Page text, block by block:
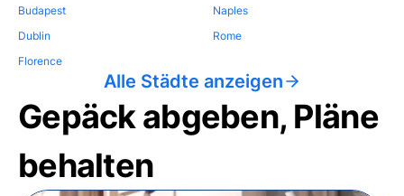
Budapest
Dublin
Florence
Naples
Rome
Alle Städte anzeigen
Gepäck abgeben, Pläne
behalten